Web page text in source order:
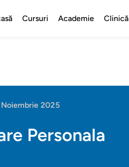
Cursuri Academie Clinică
Noiembrie 2025
Personala